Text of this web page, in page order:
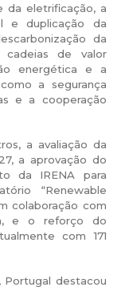
da eletrificação, a
e duplicação da
da
de valor
energética e a
a segurança
e a cooperação
a avaliação da
a aprovação do
da IRENA para
“Renewable
colaboração com
e o reforço do
com 171
Portugal destacou